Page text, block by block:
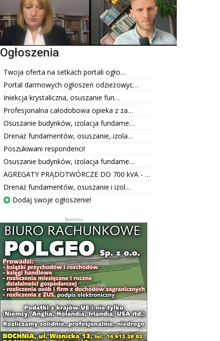
Ogłoszenia
Twoja oferta na setkach portali ogło…
Portal darmowych ogłoszeń odzieżowyc…
Iniekcja krystaliczna, osuszanie fun…
Profesjonalna całodobowa opieka z za…
Osuszanie budynków, izolacja fundame…
Drenaż fundamentów, osuszanie, izola…
Poszukiwani respondenci!
Osuszanie budynków, izolacja fundame…
AGREGATY PRĄDOTWÓRCZE DO 700 kVA - …
Drenaż fundamentów, osuszanie i izol…
Dodaj swoje ogłoszenie!